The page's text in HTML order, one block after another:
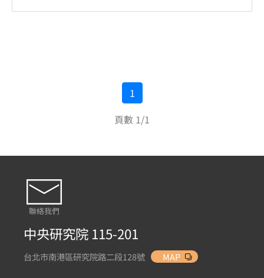
1
頁數 1/1
聯絡我們
中央研究院 115-201
台北市南港區研究院路二段128號 MAP